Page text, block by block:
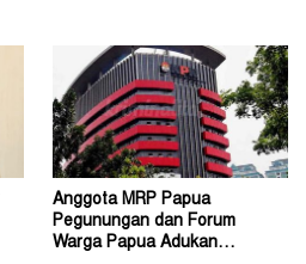
Anggota MRP Papua
Pegunungan dan Forum
Warga Papua Adukan